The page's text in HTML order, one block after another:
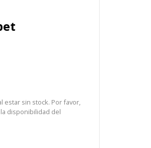
estar sin stock. Por favor,
disponibilidad del